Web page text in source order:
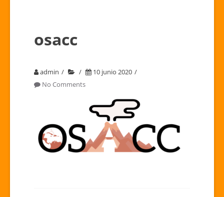
osacc
admin
10 junio 2020
No Comments